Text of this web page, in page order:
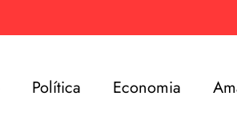
Política Economia